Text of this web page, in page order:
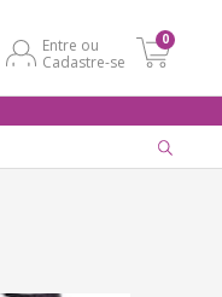
Entre ou
Cadastre-se
0